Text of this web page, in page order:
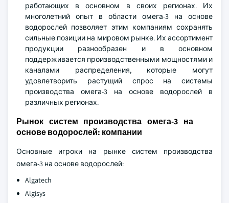
работающих в основном в своих регионах. Их
многолетний опыт в области омега-3 на основе
водорослей позволяет этим компаниям сохранять
сильные позиции на мировом рынке. Их ассортимент
продукции разнообразен и в основном
поддерживается производственными мощностями и
каналами распределения, которые могут
удовлетворить растущий спрос на системы
производства омега-3 на основе водорослей в
различных регионах.
Рынок систем производства омега-3 на
основе водорослей: компании
Основные игроки на рынке систем производства
омега-3 на основе водорослей:
Algatech
Algisys